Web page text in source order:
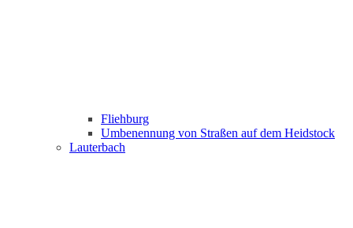
Fliehburg
Umbenennung von Straßen auf dem Heidstock
Lauterbach